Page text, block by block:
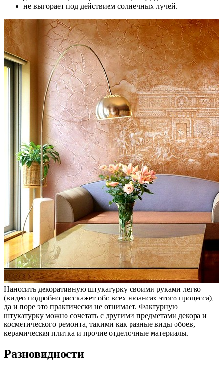
не выгорает под действием солнечных лучей.
Наносить декоративную штукатурку своими руками легко
(видео подробно расскажет обо всех нюансах этого процесса),
да и поре это практически не отнимает. Фактурную
штукатурку можно сочетать с другими предметами декора и
косметического ремонта, такими как разные виды обоев,
керамическая плитка и прочие отделочные материалы.
Разновидности